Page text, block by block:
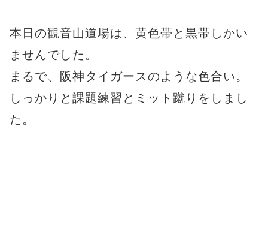
本日の観音山道場は、黄色帯と黒帯しかい
ませんでした。
まるで、阪神タイガースのような色合い。
しっかりと課題練習とミット蹴りをしまし
た。